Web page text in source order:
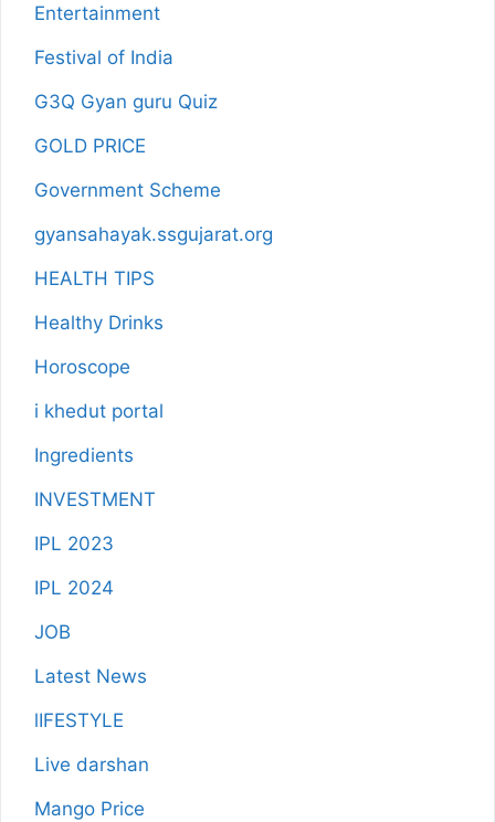
Entertainment
Festival of India
G3Q Gyan guru Quiz
GOLD PRICE
Government Scheme
gyansahayak.ssgujarat.org
HEALTH TIPS
Healthy Drinks
Horoscope
i khedut portal
Ingredients
INVESTMENT
IPL 2023
IPL 2024
JOB
Latest News
lIFESTYLE
Live darshan
Mango Price